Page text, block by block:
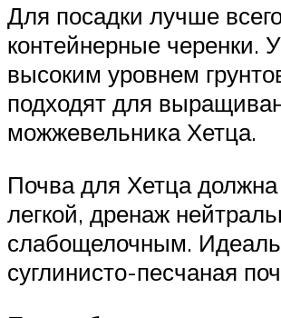
Для посадки лучше
контейнерные черенки.
высоким уровнем
подходят для
можжевельника Хетца.
Почва для Хетца
легкой, дренаж
слабощелочным.
суглинисто-песчаная